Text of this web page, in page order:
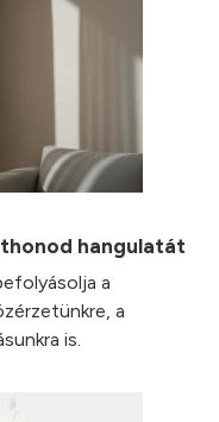
hangulatát
a
a
is.